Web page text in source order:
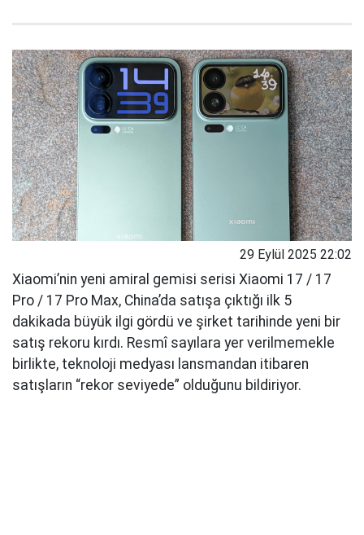
29 Eylül 2025 22:02
Xiaomi’nin yeni amiral gemisi serisi Xiaomi 17 / 17
Pro / 17 Pro Max, China’da satışa çıktığı ilk 5
dakikada büyük ilgi gördü ve şirket tarihinde yeni bir
satış rekoru kırdı. Resmî sayılara yer verilmemekle
birlikte, teknoloji medyası lansmandan itibaren
satışların “rekor seviyede” olduğunu bildiriyor.